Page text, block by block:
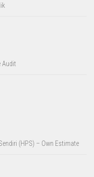
Audit
(HPS) – Own Estimate